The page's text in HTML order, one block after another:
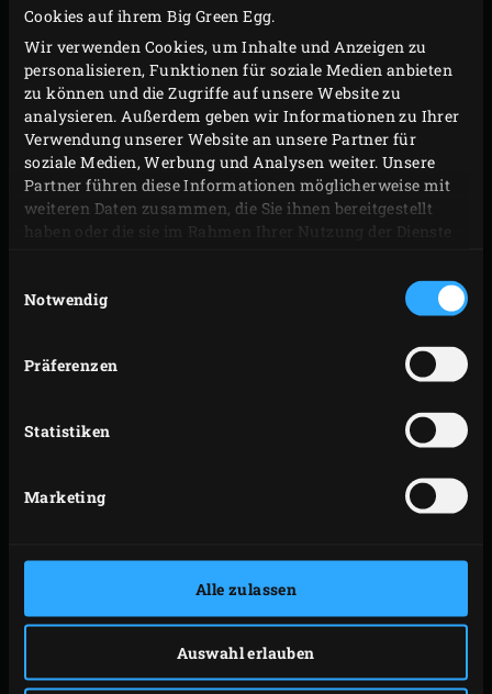
Cookies auf ihrem Big Green Egg.
Wir verwenden Cookies, um Inhalte und Anzeigen zu
personalisieren, Funktionen für soziale Medien anbieten
zu können und die Zugriffe auf unsere Website zu
analysieren. Außerdem geben wir Informationen zu Ihrer
Verwendung unserer Website an unsere Partner für
soziale Medien, Werbung und Analysen weiter. Unsere
Partner führen diese Informationen möglicherweise mit
weiteren Daten zusammen, die Sie ihnen bereitgestellt
haben oder die sie im Rahmen Ihrer Nutzung der Dienste
Notwendig
Präferenzen
Statistiken
Marketing
Alle zulassen
Auswahl erlauben
Schüssel in den Kühlschrank stellen und 12 Stunden
marinieren lassen.
ZUBEREITUNG
2. Das Big Green Egg mitconvEGGtorauf 110 °C anheizen.
Ein paar HändeCherry Wood Chipsin Wasser
hat. Dann den heissen convEGGtor mit Hilfe des
Holzkohle mit der Hälfte der eingeweichten Cherry Wood
Drip Pan daraufstellen und den
Stainless Steel Gridin das
EGG einlegen. Das Fleisch aus der Marinade nehmen
(diese aufheben), auf den Rost legen und den Deckel
schliessen. Das Fleisch etwa 4 bis 4,5 Stunden langsam
Marinade bestreichen (dazu muss es umgedreht werden).
3. Das Fleisch vom Rost nehmen und in denCast Iron